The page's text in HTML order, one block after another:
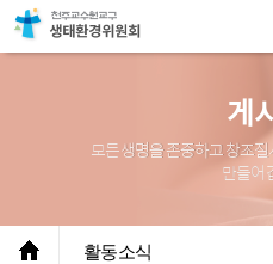
게
모든 생명을 존중하고 창조
만들어
활동소식